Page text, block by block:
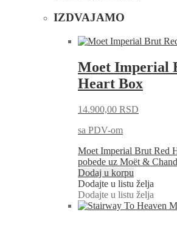
IZDVAJAMO
Moet Imperial
Heart Box
14.900,00 RSD
sa PDV-om
Moet Imperial Brut Red
pobede uz Moët &
Dodaj u korpu
Dodajte u listu želja
Dodajte u listu želja